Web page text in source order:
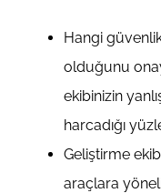
Hangi
olduğunu
ekibinizin
harcadığı
Geliştirme
araçlara